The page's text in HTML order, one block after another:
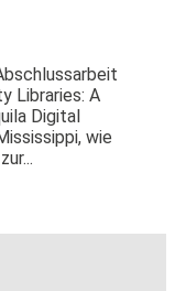
Libraries: A
Digital
wie